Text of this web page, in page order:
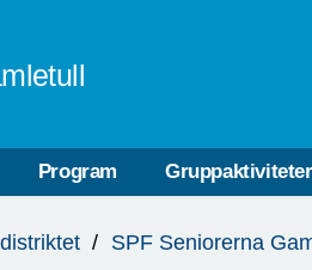
Program Gruppaktiviteter
SPF Seniorerna